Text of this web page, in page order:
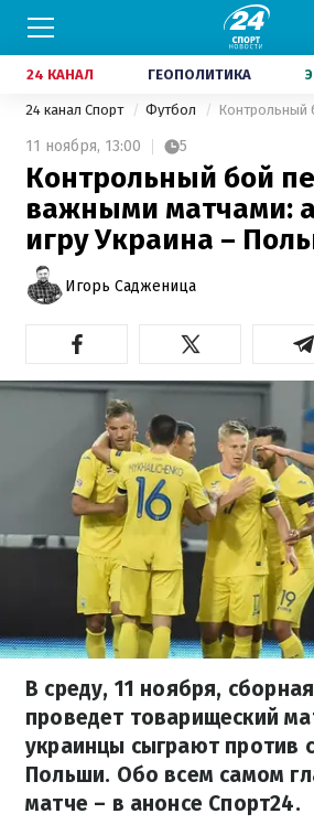
24 КАНАЛ ГЕОПОЛИТИКА
24 канал Спорт Футбол
11 ноября, 13:00 5
Контрольный бой
важными матчами:
игру Украина –
Игорь Садженица
В среду, 11 ноября,
проведет товарищеский
украинцы сыграют против
Польши. Обо всем самом
матче – в анонсе Спорт24.